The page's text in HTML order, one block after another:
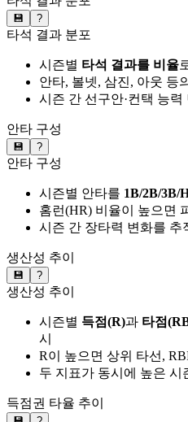
💾 ?
타석 결과 분포
시즌별 타석 결과를 비율
안타, 볼넷, 삼진, 아웃 등
시즌 간 선구안·컨택 능
안타 구성
💾 ?
안타 구성
시즌별 안타를 1B/2B/3B/
홈런(HR) 비율이 높으면
시즌 간 장타력 변화를 추
생산성 추이
💾 ?
생산성 추이
시즌별 득점(R)과 타점
시
R이 높으면 상위 타선,
두 지표가 동시에 높은 시
득점권 타율 추이